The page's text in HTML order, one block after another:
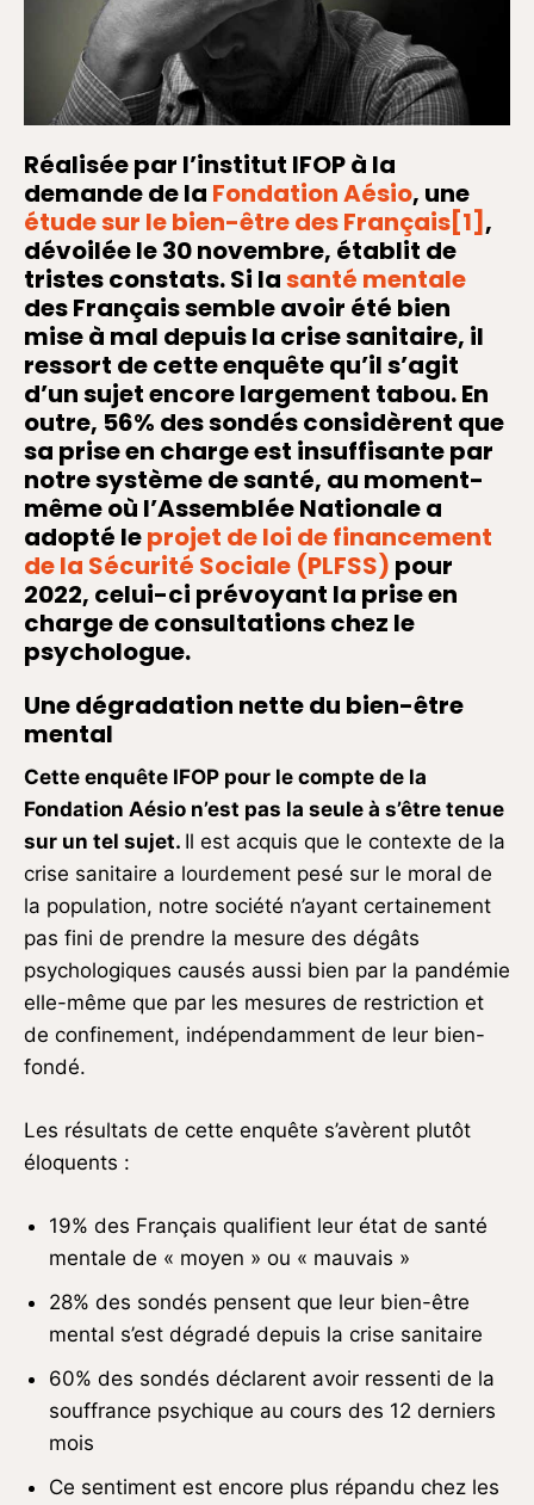
Réalisée par l’institut IFOP à la
demande de la Fondation Aésio, une
étude sur le bien-être des Français[1] ,
dévoilée le 30 novembre, établit de
tristes constats. Si lasanté mentale
des Français semble avoir été bien
mise à mal depuis la crise sanitaire, il
ressort de cette enquête qu’il s’agit
d’un sujet encore largement tabou. En
outre, 56% des sondés considèrent que
sa prise en charge est insuffisante par
notre système de santé, au moment-
même où l’Assemblée Nationale a
adopté leprojet de loi de financement
de la Sécurité Sociale (PLFSS) pour
2022, celui-ci prévoyant la prise en
charge de consultations chez le
psychologue.
Une dégradation nette du bien-être
mental
Cette enquête IFOP pour le compte de la
Fondation Aésio n’est pas la seule à s’être tenue
sur un tel sujet. Il est acquis que le contexte de la
crise sanitaire a lourdement pesé sur le moral de
la population, notre société n’ayant certainement
pas fini de prendre la mesure des dégâts
psychologiques causés aussi bien par la pandémie
elle-même que par les mesures de restriction et
de confinement, indépendamment de leur bien-
fondé.
Les résultats de cette enquête s’avèrent plutôt
éloquents :
19% des Français qualifient leur état de santé
mentale de « moyen » ou « mauvais »
28% des sondés pensent que leur bien-être
mental s’est dégradé depuis la crise sanitaire
60% des sondés déclarent avoir ressenti de la
souffrance psychique au cours des 12 derniers
mois
Ce sentiment est encore plus répandu chez les